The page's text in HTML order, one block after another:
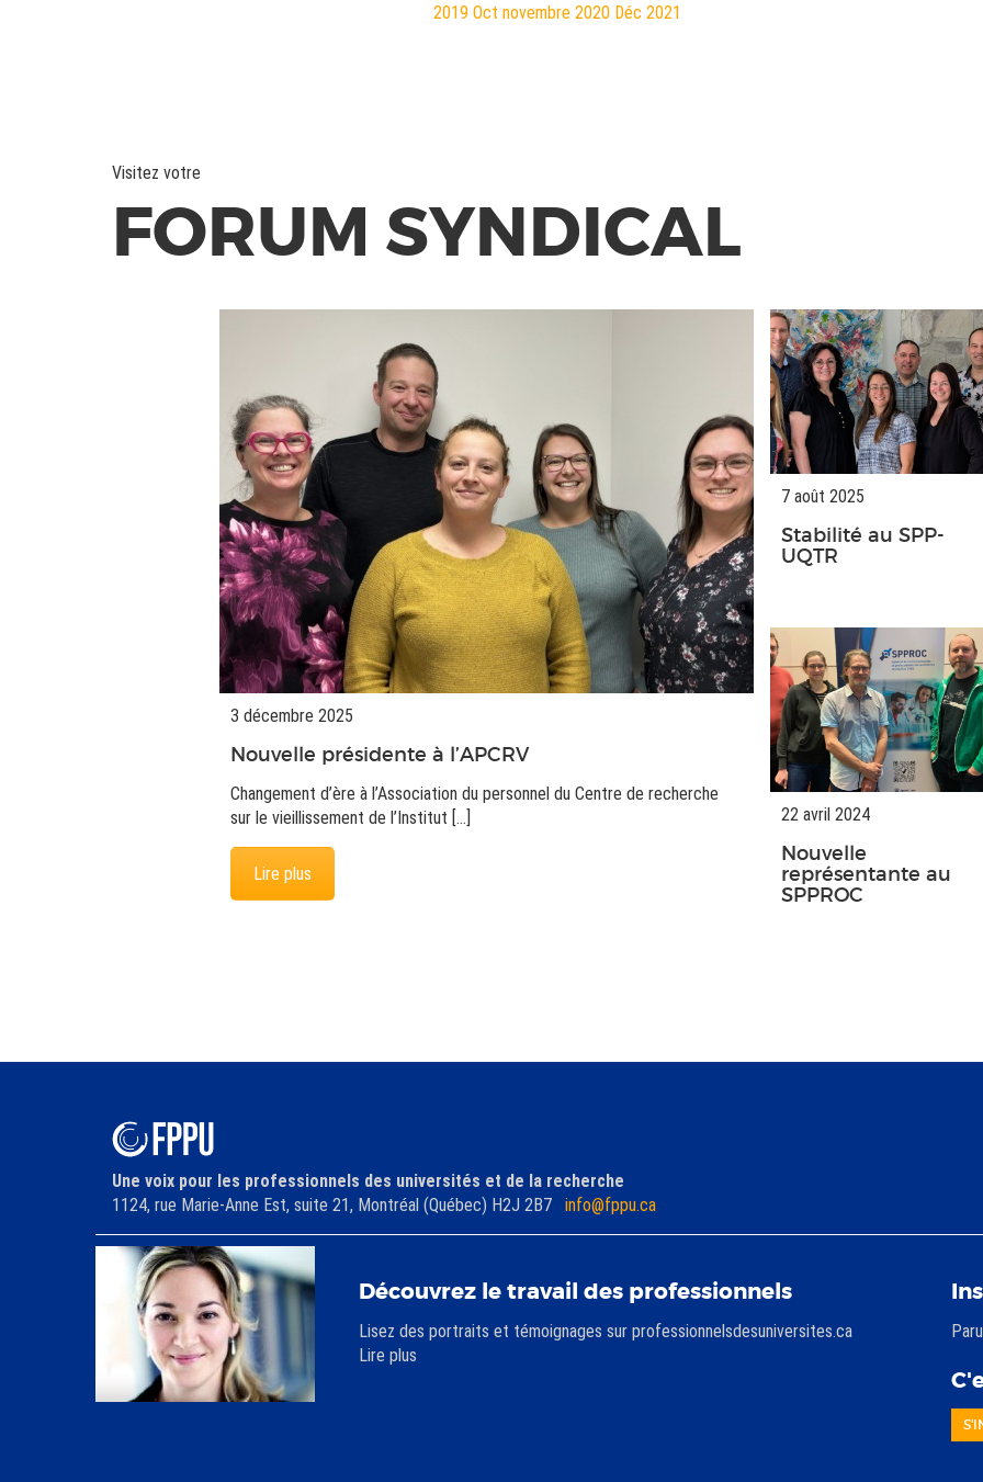
2019 Oct novembre 2020 Déc 2021
Visitez votre
FORUM SYNDICAL
3 décembre 2025
Nouvelle présidente à l’APCRV
Changement d’ère à l’Association du personnel du Centre de recherche
sur le vieillissement de l’Institut […]
Lire plus
7 août 2025
Stabilité au SPP-
UQTR
22 avril 2024
Nouvelle
représentante au
SPPROC
Une voix pour les professionnels des universités et de la recherche
1124, rue Marie-Anne Est, suite 21, Montréal (Québec) H2J 2B7 info@fppu.ca
Découvrez le travail des professionnels
Lisez des portraits et témoignages sur professionnelsdesuniversites.ca
Lire plus